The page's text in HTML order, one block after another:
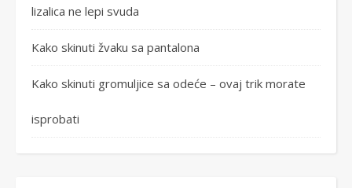
lizalica ne lepi svuda
Kako skinuti žvaku sa pantalona
Kako skinuti gromuljice sa odeće – ovaj trik morate
isprobati